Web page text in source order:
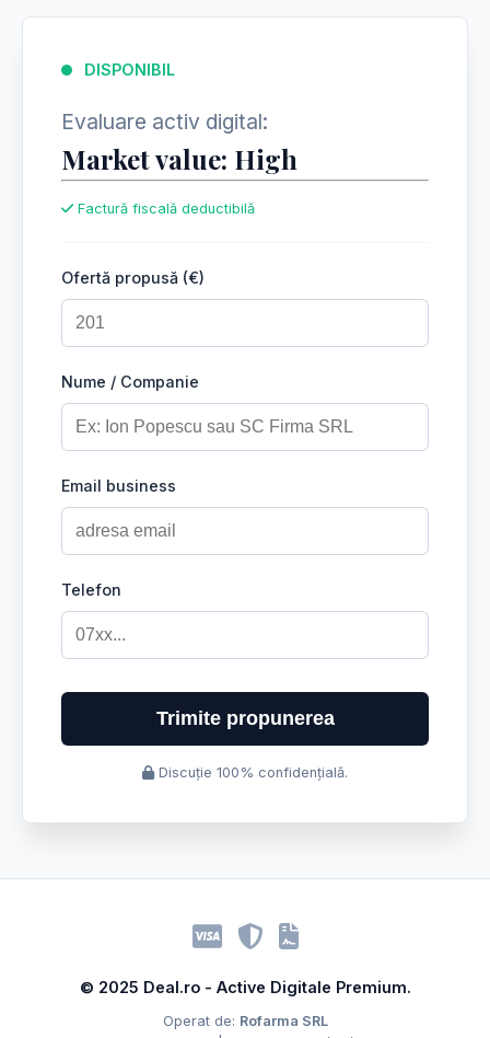
DISPONIBIL
Evaluare activ digital:
Market value: High
Factură fiscală deductibilă
Ofertă propusă (€)
Nume / Companie
Email business
Telefon
Trimite propunerea
Discuție 100% confidențială.
© 2025 Deal.ro - Active Digitale Premium.
Operat de: Rofarma SRL